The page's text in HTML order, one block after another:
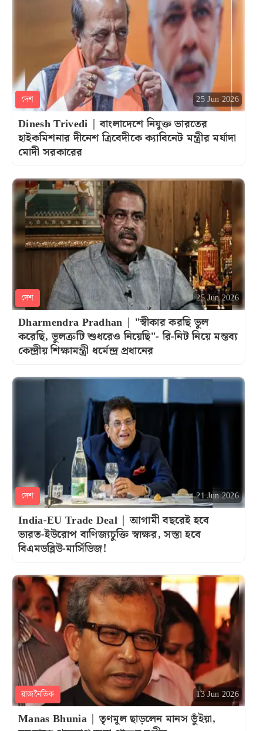
দেশ 25 Jun 2026
Dinesh Trivedi | বাংলাদেশে নিযুক্ত ভারতের
হাইকমিশনার দীনেশ ত্রিবেদীকে ক্যাবিনেট মন্ত্রীর মর্যাদা
মোদী সরকারের
দেশ 25 Jun 2026
Dharmendra Pradhan | "স্বীকার করছি ভুল
করেছি, ভুলত্রুটি শুধরেও নিয়েছি"- রি-নিট নিয়ে মন্তব্য
কেন্দ্রীয় শিক্ষামন্ত্রী ধর্মেন্দ্র প্রধানের
দেশ 21 Jun 2026
India-EU Trade Deal | আগামী বছরেই হবে
ভারত-ইউরোপ বাণিজ্যচুক্তি স্বাক্ষর, সস্তা হবে
বিএমডব্লিউ-মার্সিডিজ!
রাজনৈতিক 13 Jun 2026
Manas Bhunia | তৃণমূল ছাড়লেন মানস ভুঁইয়া,